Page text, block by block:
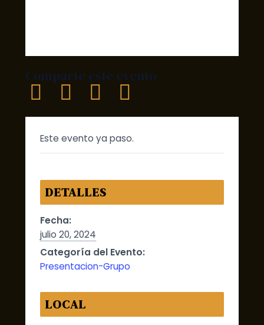
Comparte este evento
Este evento ya paso.
DETALLES
Fecha:
julio 20, 2024
Categoría del Evento:
Presentacion-Grupo
LOCAL